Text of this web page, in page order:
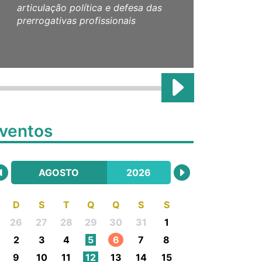
articulação política e defesa das
prerrogativas profissionais
AGOSTO 2026
D S T Q Q S
S
26
27 28 29 30 31
1
2
3 4 5 6 7
8
9
10 11 12 13 14 15